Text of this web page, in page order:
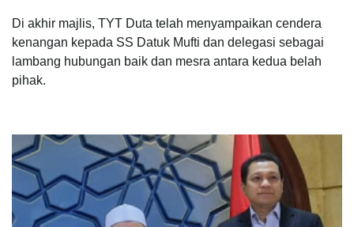
Di akhir majlis, TYT Duta telah menyampaikan cendera
kenangan kepada SS Datuk Mufti dan delegasi sebagai
lambang hubungan baik dan mesra antara kedua belah
pihak.